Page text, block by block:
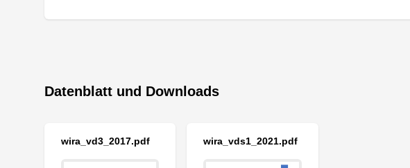
Datenblatt und Downloads
wira_vd3_2017.pdf wira_vds1_2021.pdf